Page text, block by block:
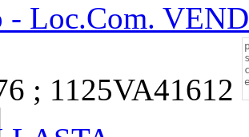
- Loc.Com.
; 1125VA41612